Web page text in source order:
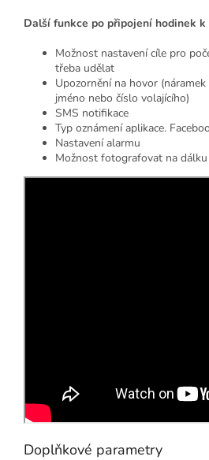
Další funkce po připojení hodinek
Možnost nastavení cíle pro
třeba udělat
Upozornění na hovor
jméno nebo číslo volajícího)
SMS notifikace
Typ oznámení aplikace.
Nastavení alarmu
Možnost fotografovat na
Doplňkové parametry